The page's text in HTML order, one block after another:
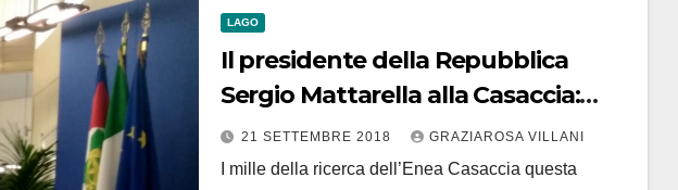
LAGO
Il presidente della Repubblica
Sergio Mattarella alla Casaccia:
“siamo la seconda manifattura
d’Europa. Auguri alla ricerca”
21 SETTEMBRE 2018 GRAZIAROSA VILLANI
I mille della ricerca dell’Enea Casaccia questa